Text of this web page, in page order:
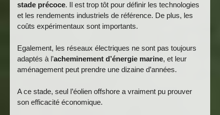
stade précoce. Il est trop tôt pour définir les technologies
et les rendements industriels de référence. De plus, les
coûts expérimentaux sont importants.
Egalement, les réseaux électriques ne sont pas toujours
adaptés à l’acheminement d’énergie marine, et leur
aménagement peut prendre une dizaine d’années.
A ce stade, seul l’éolien offshore a vraiment pu prouver
son efficacité économique.